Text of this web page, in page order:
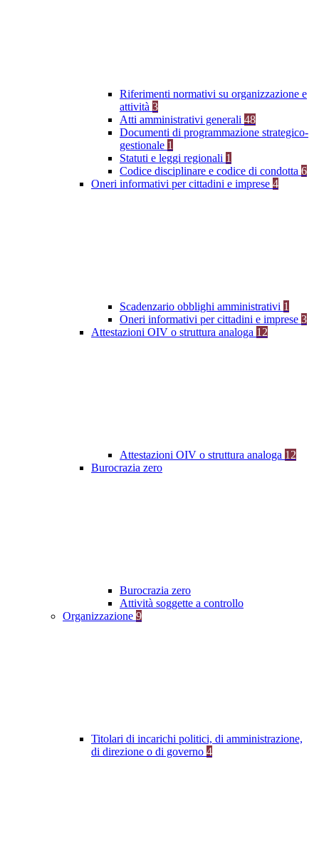
Riferimenti normativi su organizzazione e
attività 3
Atti amministrativi generali 48
Documenti di programmazione strategico-
gestionale 1
Statuti e leggi regionali 1
Codice disciplinare e codice di condotta 6
Oneri informativi per cittadini e imprese 4
Scadenzario obblighi amministrativi 1
Oneri informativi per cittadini e imprese 3
Attestazioni OIV o struttura analoga 12
Attestazioni OIV o struttura analoga 12
Burocrazia zero
Burocrazia zero
Attività soggette a controllo
Organizzazione 9
Titolari di incarichi politici, di amministrazione,
di direzione o di governo 4